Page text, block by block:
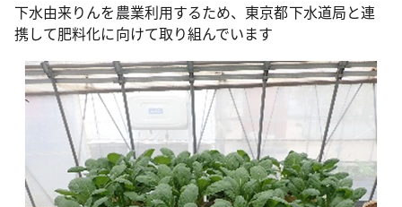
下水由来りんを農業利用するため、東京都下水道局と連
携して肥料化に向けて取り組んでいます